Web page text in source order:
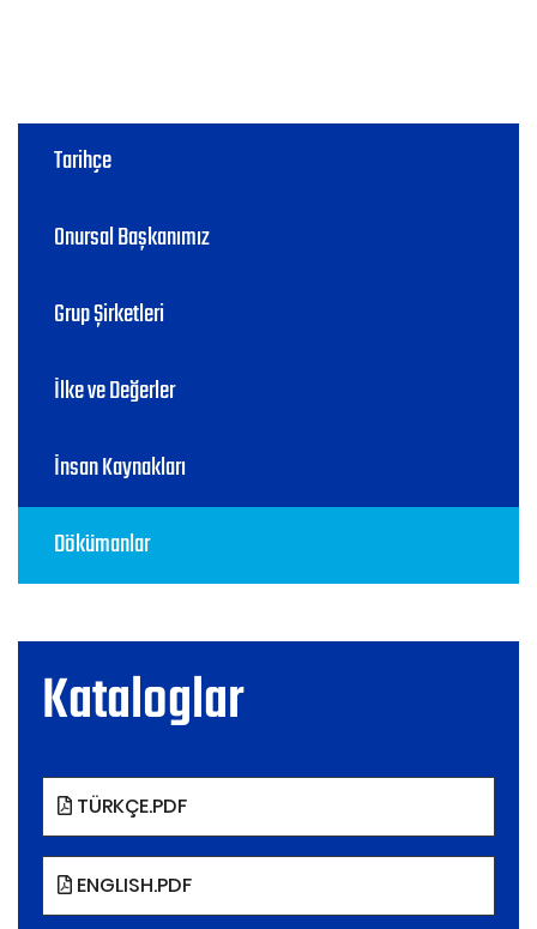
Tarihçe
Onursal Başkanımız
Grup Şirketleri
İlke ve Değerler
İnsan Kaynakları
Dökümanlar
Kataloglar
TÜRKÇE.PDF
ENGLISH.PDF